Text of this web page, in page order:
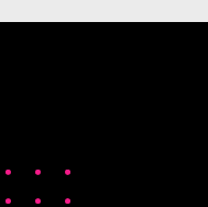
técnicas. En tal
obtener una copia de los